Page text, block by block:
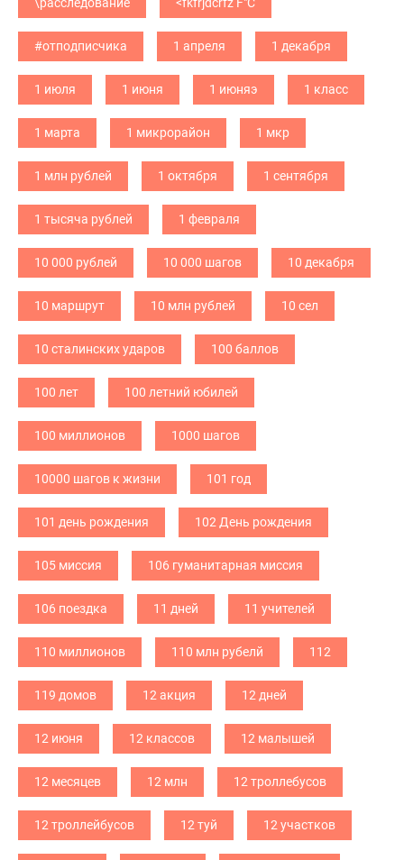
#отподписчика 1 апреля 1 декабря
1 июля 1 июня 1 июняэ 1 класс
1 марта 1 микрорайон 1 мкр
1 млн рублей 1 октября 1 сентября
1 тысяча рублей 1 февраля
10 000 рублей 10 000 шагов 10 декабря
10 маршрут 10 млн рублей 10 сел
10 сталинских ударов 100 баллов
100 лет 100 летний юбилей
100 миллионов 1000 шагов
10000 шагов к жизни 101 год
101 день рождения 102 День рождения
105 миссия 106 гуманитарная миссия
106 поездка 11 дней 11 учителей
110 миллионов 110 млн рубелй 112
119 домов 12 акция 12 дней
12 июня 12 классов 12 малышей
12 месяцев 12 млн 12 троллебусов
12 троллейбусов 12 туй 12 участков